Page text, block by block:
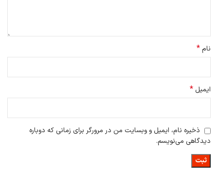
نام*
ایمیل *
ذخیره نام، ایمیل و وبسایت من در مرورگر برای زمانی که دوباره
دیدگاهی می‌نویسم.